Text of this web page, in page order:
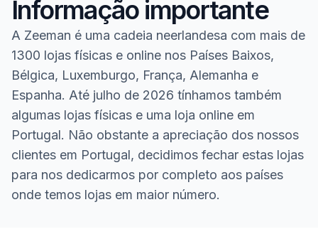
Informação importante
A Zeeman é uma cadeia neerlandesa com mais de
1300 lojas físicas e online nos Países Baixos,
Bélgica, Luxemburgo, França, Alemanha e
Espanha. Até julho de 2026 tínhamos também
algumas lojas físicas e uma loja online em
Portugal. Não obstante a apreciação dos nossos
clientes em Portugal, decidimos fechar estas lojas
para nos dedicarmos por completo aos países
onde temos lojas em maior número.